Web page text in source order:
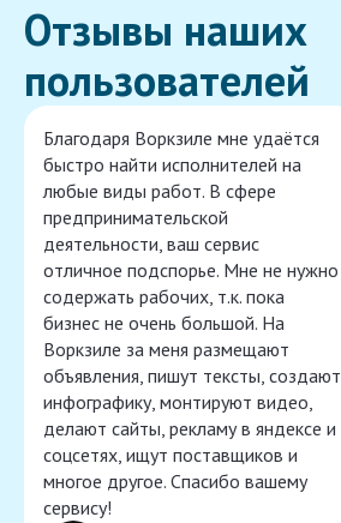
Отзывы наших
пользователей
Благодаря Воркзиле мне удаётся
быстро найти исполнителей на
любые виды работ. В сфере
предпринимательской
деятельности, ваш сервис
отличное подспорье. Мне не нужно
содержать рабочих, т.к. пока
бизнес не очень большой. На
Воркзиле за меня размещают
объявления, пишут тексты, создают
инфографику, монтируют видео,
делают сайты, рекламу в яндексе и
соцсетях, ищут поставщиков и
многое другое. Спасибо вашему
сервису!